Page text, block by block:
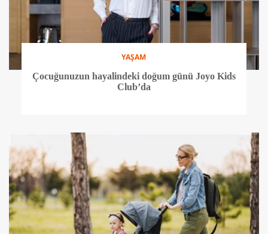
YAŞAM
Çocuğunuzun hayalindeki doğum günü Joyo Kids
Club’da